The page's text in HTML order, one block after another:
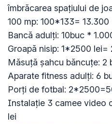
îmbrăcarea spațiului de
100 mp: 100*133= 13.300
Bancă adulți: 10buc *
Groapă nisip: 1*2500 lei=
Măsuță șahcu băncuțe: 2
Aparate fitness adulți: 6
Porți de fotbal:
Instalație 3 camee video
lei